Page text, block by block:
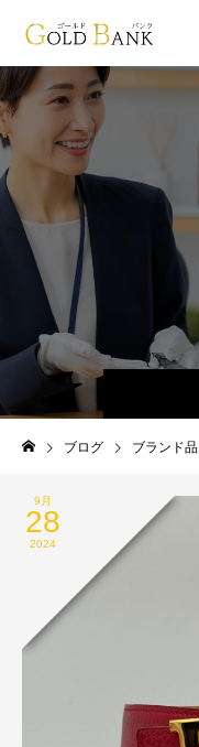
ブログ ブランド品
9月
28
2024